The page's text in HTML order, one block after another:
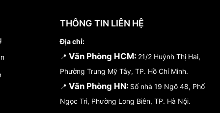
THÔNG TIN LIÊN HỆ
Địa chỉ:
📍 Văn Phòng HCM: 21/2 Huỳnh Thị Hai,
Phường Trung Mỹ Tây, TP. Hồ Chí Minh.
📍 Văn Phòng HN: Số nhà 19 Ngõ 48, Phố
Ngọc Trì, Phường Long Biên, TP. Hà Nội.